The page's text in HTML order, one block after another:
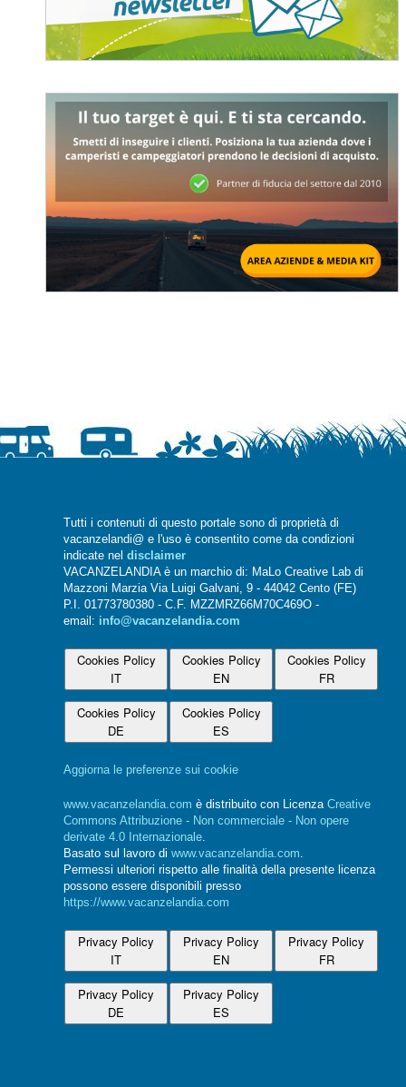
Tutti i contenuti di questo portale sono di proprietà di
vacanzelandi@ e l'uso è consentito come da condizioni
indicate nel disclaimer
VACANZELANDIA è un marchio di: MaLo Creative Lab di
Mazzoni Marzia Via Luigi Galvani, 9 - 44042 Cento (FE)
P.I. 01773780380 - C.F. MZZMRZ66M70C469O -
email: info@vacanzelandia.com
Cookies Policy
IT
Cookies Policy
EN
Cookies Policy
FR
Cookies Policy
DE
Cookies Policy
ES
Aggiorna le preferenze sui cookie
www.vacanzelandia.com è distribuito con Licenza Creative
Commons Attribuzione - Non commerciale - Non opere
derivate 4.0 Internazionale.
Basato sul lavoro di www.vacanzelandia.com.
Permessi ulteriori rispetto alle finalità della presente licenza
possono essere disponibili presso
https://www.vacanzelandia.com
Privacy Policy
IT
Privacy Policy
EN
Privacy Policy
FR
Privacy Policy
DE
Privacy Policy
ES